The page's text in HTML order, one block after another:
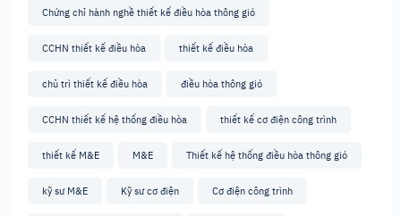
Chứng chỉ hành nghề thiết kế điều hòa thông gió
CCHN thiết kế điều hòa thiết kế điều hòa
chủ trì thiết kế điều hòa điều hòa thông gió
CCHN thiết kế hệ thống điều hòa thiết kế cơ điện công trình
thiết kế M&E M&E Thiết kế hệ thống điều hòa thông gió
kỹ sư M&E Kỹ sư cơ điện Cơ điện công trình